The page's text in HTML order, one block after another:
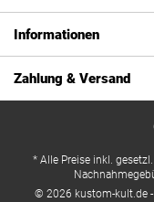
Informationen
Zahlung & Versand
* Alle Preise inkl.
© 2026 kustom-kult.de